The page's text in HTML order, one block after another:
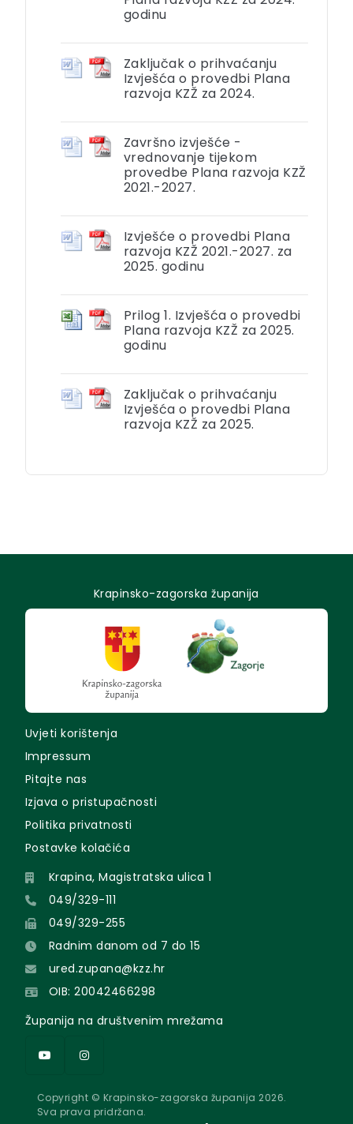
godinu
Zaključak o prihvaćanju
Izvješća o provedbi Plana
razvoja KZŽ za 2024.
Završno izvješće -
vrednovanje tijekom
provedbe Plana razvoja KZŽ
2021.-2027.
Izvješće o provedbi Plana
razvoja KZŽ 2021.-2027. za
2025. godinu
Prilog 1. Izvješća o provedbi
Plana razvoja KZŽ za 2025.
godinu
Zaključak o prihvaćanju
Izvješća o provedbi Plana
razvoja KZŽ za 2025.
Krapinsko-zagorska županija
Uvjeti korištenja
Impressum
Pitajte nas
Izjava o pristupačnosti
Politika privatnosti
Postavke kolačića
Krapina, Magistratska ulica 1
049/329-111
049/329-255
Radnim danom od 7 do 15
ured.zupana@kzz.hr
OIB: 20042466298
Županija na društvenim mrežama
Copyright © Krapinsko-zagorska županija 2026.
Sva prava pridržana.